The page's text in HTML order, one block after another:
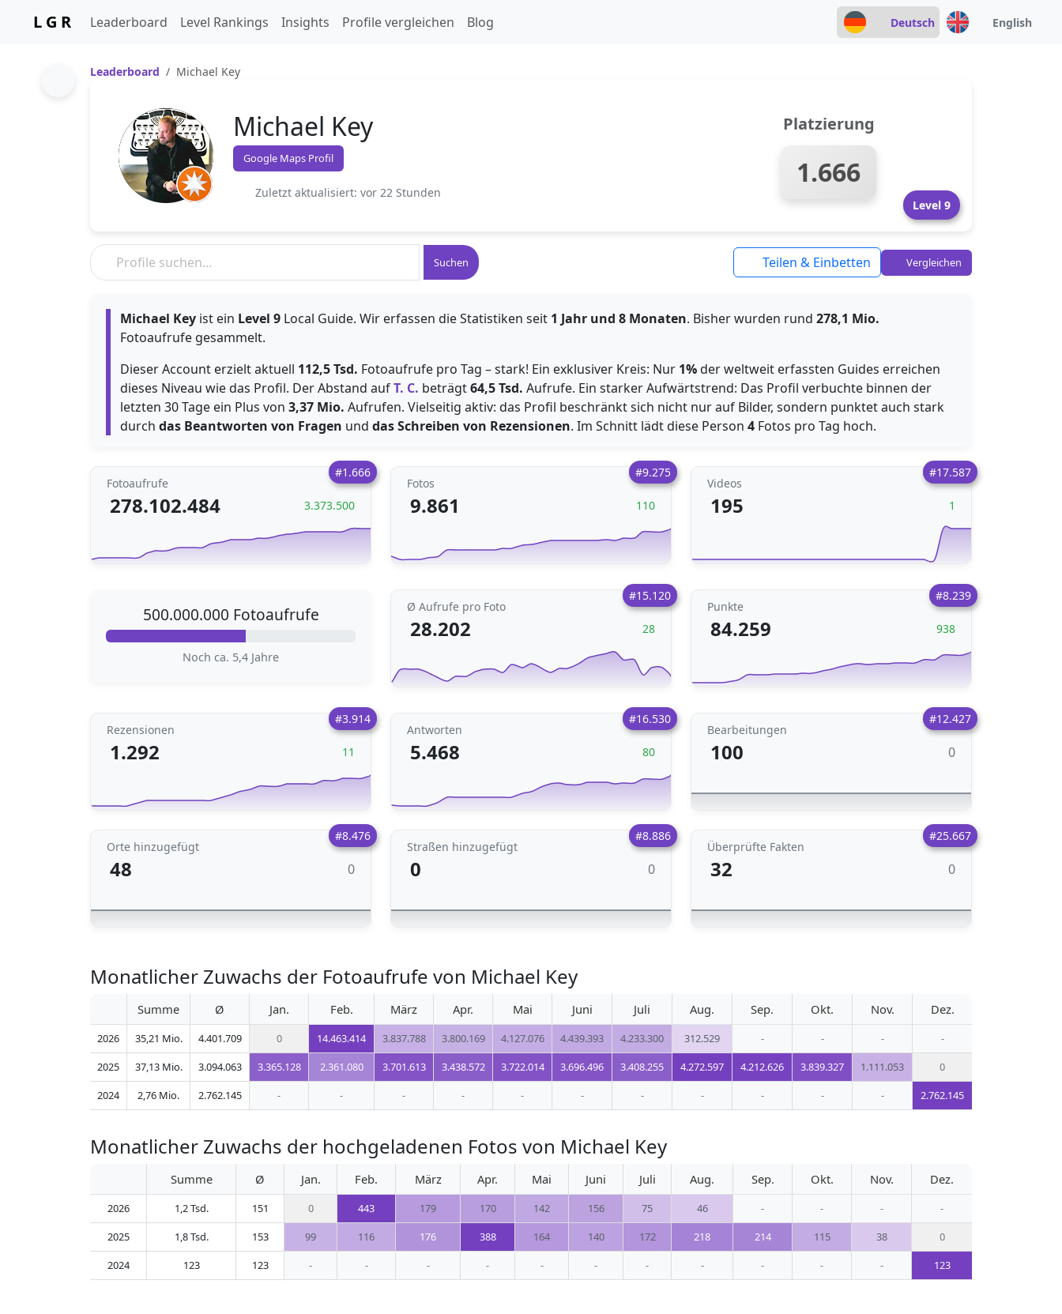
L G R Leaderboard Level Rankings Insights Profile vergleichen Blog Deutsch English
Leaderboard Michael Key
Michael Key
Google Maps Profil
Zuletzt aktualisiert: vor 22 Stunden
Platzierung
1.666
Level 9
Suchen Teilen & Einbetten Vergleichen
Michael Key ist ein Level 9 Local Guide. Wir erfassen die Statistiken seit 1 Jahr und 8 Monaten. Bisher wurden rund 278,1 Mio.
Fotoaufrufe gesammelt.
Dieser Account erzielt aktuell 112,5 Tsd. Fotoaufrufe pro Tag – stark! Ein exklusiver Kreis: Nur 1%der weltweit erfassten Guides erreichen
dieses Niveau wie das Profil. Der Abstand aufT. C. beträgt64,5 Tsd. Aufrufe. Ein starker Aufwärtstrend: Das Profil verbuchte binnen der
letzten 30 Tage ein Plus von 3,37 Mio. Aufrufen. Vielseitig aktiv: das Profil beschränkt sich nicht nur auf Bilder, sondern punktet auch stark
durch das Beantworten von Fragen und das Schreiben von Rezensionen. Im Schnitt lädt diese Person 4 Fotos pro Tag hoch.
#1.666
Fotoaufrufe
278.102.484 3.373.500
#9.275
Fotos
9.861 110
#17.587
Videos
195 1
500.000.000 Fotoaufrufe
Noch ca. 5,4 Jahre
#15.120
Ø Aufrufe pro Foto
28.202 28
#8.239
Punkte
84.259 938
#3.914
Rezensionen
1.292 11
#16.530
Antworten
5.468 80
#12.427
Bearbeitungen
100 0
#8.476
Orte hinzugefügt
48 0
#8.886
Straßen hinzugefügt
0 0
#25.667
Überprüfte Fakten
32 0
Monatlicher Zuwachs der Fotoaufrufe von Michael Key
Summe Ø Jan. Feb. März Apr. Mai Juni Juli Aug. Sep. Okt. Nov. Dez.
2026 35,21 Mio. 4.401.709 0 14.463.414 3.837.788 3.800.169 4.127.076 4.439.393 4.233.300 312.529 - - -
-
2025
37,13 Mio. 3.094.063 3.365.128 2.361.080 3.701.613 3.438.572 3.722.014 3.696.496 3.408.255 4.272.597 4.212.626 3.839.327 1.111.053
0
2024
2,76 Mio. 2.762.145 - - - - - - - - - - - 2.762.145
Monatlicher Zuwachs der hochgeladenen Fotos von Michael Key
Summe Ø Jan. Feb. März Apr. Mai Juni Juli Aug. Sep. Okt. Nov. Dez.
2026 1,2 Tsd. 151 0 443 179 170 142 156 75 46 - - -
-
2025
1,8 Tsd. 153 99 116 176 388 164 140 172 218 214 115 38
0
2024
123 123 - - - - - - - - - - - 123